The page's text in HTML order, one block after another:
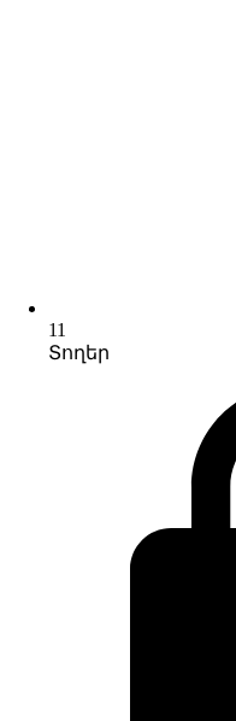
11
Տողեր